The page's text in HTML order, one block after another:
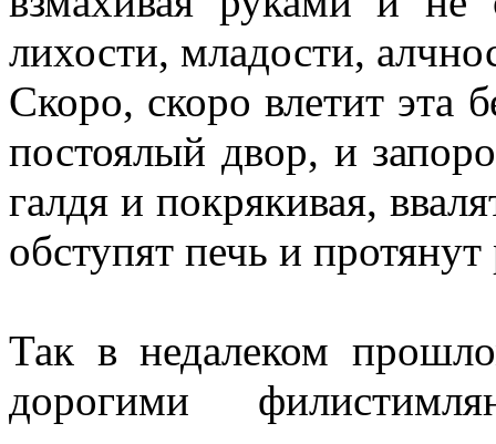
лихости, младости,
Скоро, скоро влетит эта
постоялый двор, и
галдя и покрякивая,
обступят печь и
Так в недалеком
дорогими